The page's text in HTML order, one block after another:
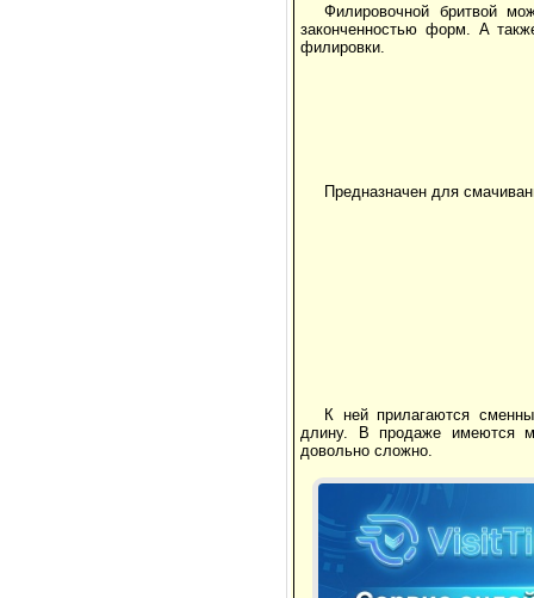
Филировочной бритвой
законченностью форм. А
филировки.
Предназначен для
К ней прилагаются
длину. В продаже имеются
довольно сложно.